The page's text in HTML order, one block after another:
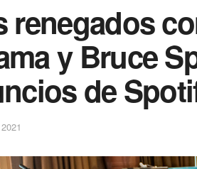
renegados
y Bruce
de